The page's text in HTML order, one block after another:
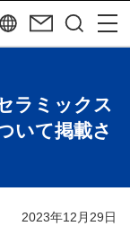
ラミックス
いて掲載さ
2023年12月29日